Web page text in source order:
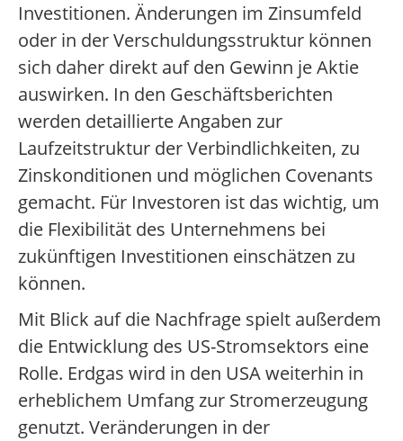
Investitionen. Änderungen im Zinsumfeld
oder in der Verschuldungsstruktur können
sich daher direkt auf den Gewinn je Aktie
auswirken. In den Geschäftsberichten
werden detaillierte Angaben zur
Laufzeitstruktur der Verbindlichkeiten, zu
Zinskonditionen und möglichen Covenants
gemacht. Für Investoren ist das wichtig, um
die Flexibilität des Unternehmens bei
zukünftigen Investitionen einschätzen zu
können.
Mit Blick auf die Nachfrage spielt außerdem
die Entwicklung des US-Stromsektors eine
Rolle. Erdgas wird in den USA weiterhin in
erheblichem Umfang zur Stromerzeugung
genutzt. Veränderungen in der